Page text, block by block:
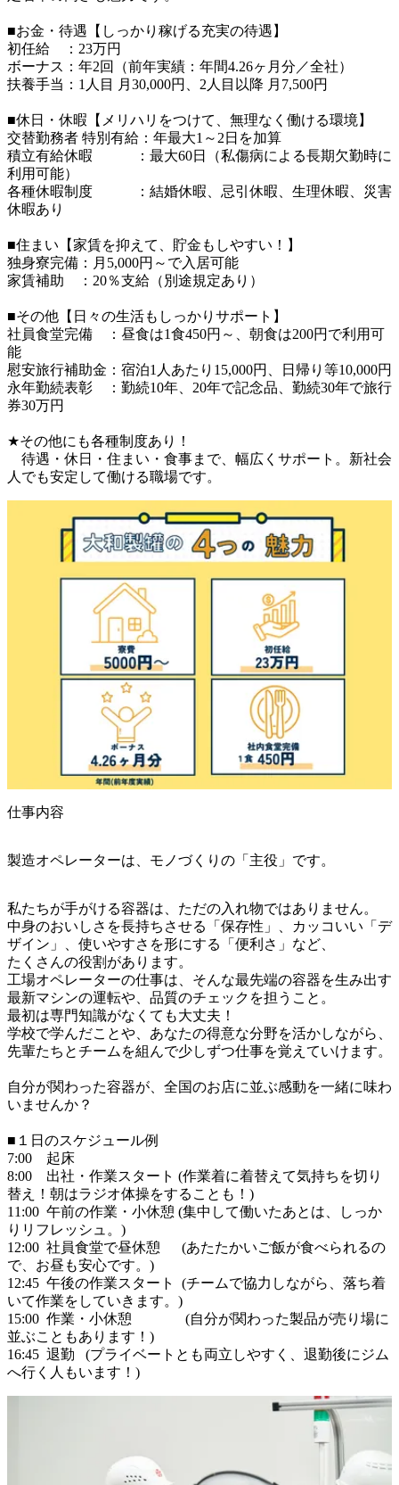
■お金・待遇【しっかり稼げる充実の待遇】
初任給　：23万円
ボーナス：年2回（前年実績：年間4.26ヶ月分／全社）
扶養手当：1人目 月30,000円、2人目以降 月7,500円
■休日・休暇【メリハリをつけて、無理なく働ける環境】
交替勤務者 特別有給：年最大1～2日を加算
積立有給休暇　　　：最大60日（私傷病による長期欠勤時に
利用可能）
各種休暇制度　　　：結婚休暇、忌引休暇、生理休暇、災害
休暇あり
■住まい【家賃を抑えて、貯金もしやすい！】
独身寮完備：月5,000円～で入居可能
家賃補助　：20％支給（別途規定あり）
■その他【日々の生活もしっかりサポート】
社員食堂完備　：昼食は1食450円～、朝食は200円で利用可
能
慰安旅行補助金：宿泊1人あたり15,000円、日帰り等10,000円
永年勤続表彰　：勤続10年、20年で記念品、勤続30年で旅行
券30万円
★その他にも各種制度あり！
待遇・休日・住まい・食事まで、幅広くサポート。新社会
仕事内容
製造オペレーターは、モノづくりの「主役」です。
私たちが手がける容器は、ただの入れ物ではありません。
中身のおいしさを長持ちさせる「保存性」、カッコいい「デ
ザイン」、使いやすさを形にする「便利さ」など、
たくさんの役割があります。
工場オペレーターの仕事は、そんな最先端の容器を生み出す
最新マシンの運転や、品質のチェックを担うこと。
最初は専門知識がなくても大丈夫！
学校で学んだことや、あなたの得意な分野を活かしながら、
先輩たちとチームを組んで少しずつ仕事を覚えていけます。
自分が関わった容器が、全国のお店に並ぶ感動を一緒に味わ
いませんか？
■１日のスケジュール例
7:00　起床
8:00　出社・作業スタート (作業着に着替えて気持ちを切り
替え！朝はラジオ体操をすることも！)
11:00  午前の作業・小休憩 (集中して働いたあとは、しっか
りリフレッシュ。)
12:00  社員食堂で昼休憩      (あたたかいご飯が食べられるの
で、お昼も安心です。)
12:45  午後の作業スタート  (チームで協力しながら、落ち着
いて作業をしていきます。)
15:00  作業・小休憩  　　　 (自分が関わった製品が売り場に
並ぶこともあります！)
16:45  退勤   (プライベートとも両立しやすく、退勤後にジム
へ行く人もいます！)